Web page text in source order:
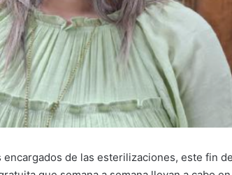
de las esterilizaciones, este fin